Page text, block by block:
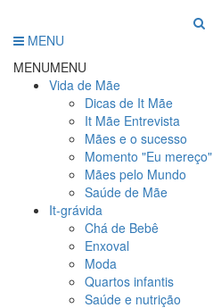
MENU
MENUMENU
Vida de Mãe
Dicas de It Mãe
It Mãe Entrevista
Mães e o sucesso
Momento "Eu mereço"
Mães pelo Mundo
Saúde de Mãe
It-grávida
Chá de Bebê
Enxoval
Moda
Quartos infantis
Saúde e nutrição